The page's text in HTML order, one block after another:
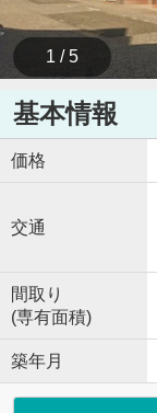
1 / 5
基本情報
価格
交通
間取り
(専有面積)
築年月